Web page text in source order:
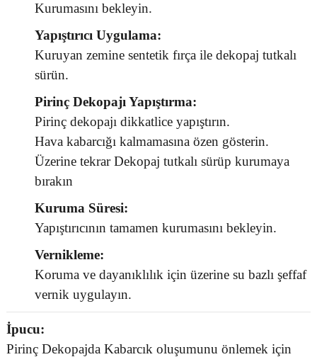
Kurumasını bekleyin.
Yapıştırıcı Uygulama:
Kuruyan zemine sentetik fırça ile dekopaj tutkalı
sürün.
Pirinç Dekopajı Yapıştırma:
Pirinç dekopajı dikkatlice yapıştırın.
Hava kabarcığı kalmamasına özen gösterin.
Üzerine tekrar Dekopaj tutkalı sürüp kurumaya
bırakın
Kuruma Süresi:
Yapıştırıcının tamamen kurumasını bekleyin.
Vernikleme:
Koruma ve dayanıklılık için üzerine su bazlı şeffaf
vernik uygulayın.
İpucu:
Pirinç Dekopajda Kabarcık oluşumunu önlemek için